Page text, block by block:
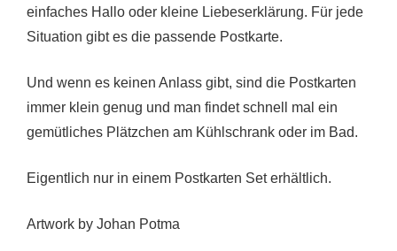
einfaches Hallo oder kleine Liebeserklärung. Für jede
Situation gibt es die passende Postkarte.
Und wenn es keinen Anlass gibt, sind die Postkarten
immer klein genug und man findet schnell mal ein
gemütliches Plätzchen am Kühlschrank oder im Bad.
Eigentlich nur in einem Postkarten Set erhältlich.
Artwork by Johan Potma